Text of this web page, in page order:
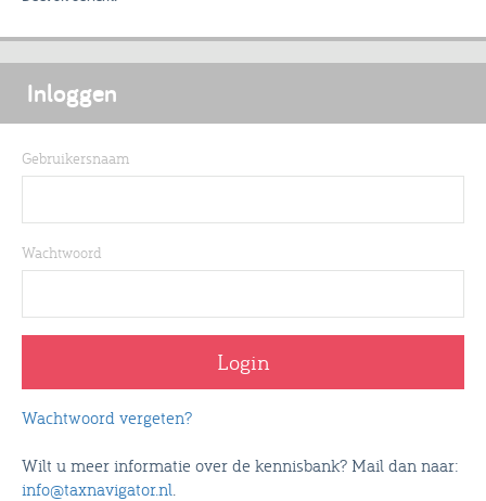
Inloggen
Gebruikersnaam
Wachtwoord
Wachtwoord vergeten?
Wilt u meer informatie over de kennisbank? Mail dan naar:
info@taxnavigator.nl